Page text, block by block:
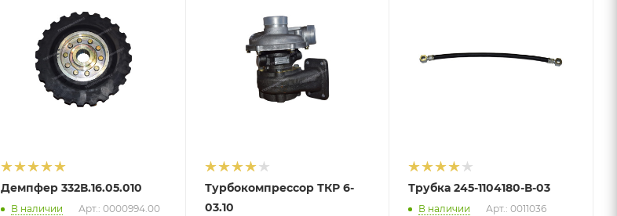
Демпфер 332В.16.05.010
В наличии Арт.: 0000994.00
Турбокомпрессор ТКР 6-
03.10
Трубка 245-1104180-В-03
В наличии Арт.: 0011036